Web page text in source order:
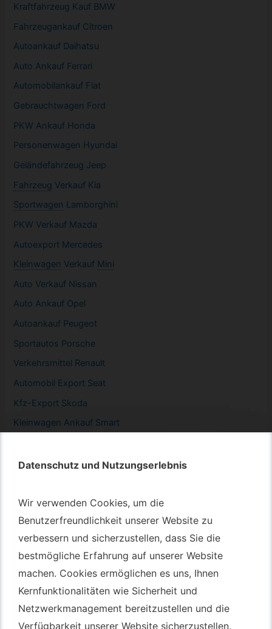
Datenschutz und Nutzungserlebnis
Wir verwenden Cookies, um die
Benutzerfreundlichkeit unserer Website zu
verbessern und sicherzustellen, dass Sie die
bestmögliche Erfahrung auf unserer Website
machen. Cookies ermöglichen es uns, Ihnen
Kernfunktionalitäten wie Sicherheit und
Netzwerkmanagement bereitzustellen und die
Verfügbarkeit unserer Website sicherzustellen.
Datenschutz und Nutzungserlebnis
Wir verwenden Cookies, um die
Benutzerfreundlichkeit unserer Website zu
verbessern und sicherzustellen, dass Sie die
bestmögliche Erfahrung auf unserer Website
machen. Cookies ermöglichen es uns, Ihnen
Kernfunktionalitäten wie Sicherheit und
Netzwerkmanagement bereitzustellen und die
Verfügbarkeit unserer Website sicherzustellen.
Kraftfahrzeug Kauf BMW
Fahrzeugankauf Citroen
Autoankauf Daihatsu
Auto Ankauf Ferrari
Automobilankauf Fiat
Gebrauchtwagen Ford
PKW Ankauf Honda
Personenwagen Hyundai
Geländefahrzeug Jeep
Fahrzeug Verkauf Kia
Sportwagen Lamborghini
PKW Verkauf Mazda
Autoexport Mercedes
Kleinwagen Verkauf Mini
Auto Verkauf Nissan
Auto Ankauf Opel
Autoankauf Peugeot
Sportautos Porsche
Verkehrsmittel Renault
Automobil Export Seat
Kfz-Export Skoda
Kleinwagen Ankauf Smart
Autotransport Bochum
Autotransport Düsseldorf
Autotransport Essen
Autoexport Gelsenkirchen
Autoexport Herne